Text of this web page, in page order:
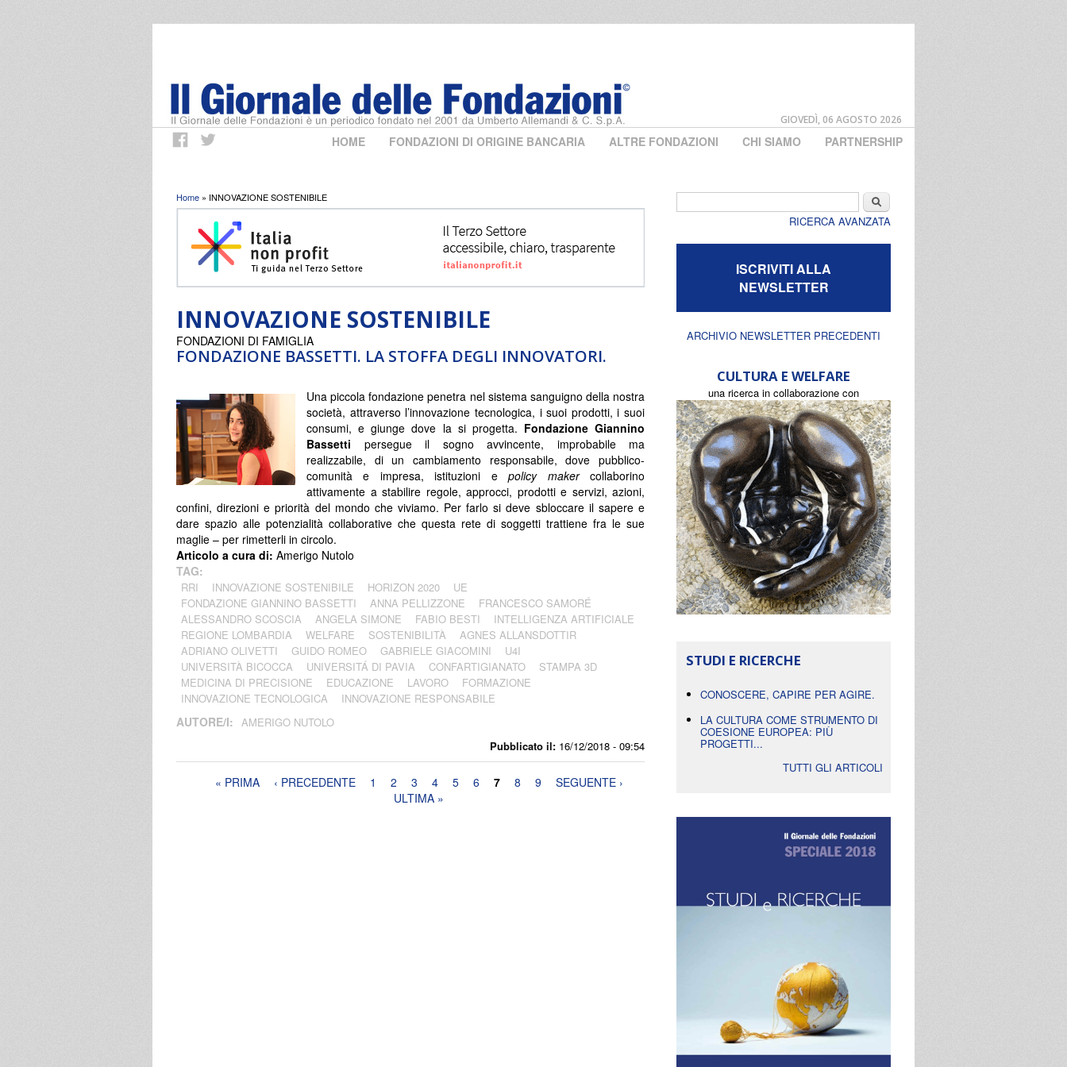
GIOVEDÌ, 06 AGOSTO 2026
HOME FONDAZIONI DI ORIGINE BANCARIA ALTRE FONDAZIONI CHI SIAMO PARTNERSHIP
Tu sei qui
Home » INNOVAZIONE SOSTENIBILE
INNOVAZIONE SOSTENIBILE
FONDAZIONE BASSETTI. LA STOFFA DEGLI INNOVATORI.
Pubblicato il: 16/12/2018 - 09:54
FONDAZIONI DI FAMIGLIA
Una piccola fondazione penetra nel sistema sanguigno della nostra
società, attraverso l’innovazione tecnologica, i suoi prodotti, i suoi
consumi, e giunge dove la si progetta. Fondazione Giannino
Bassetti persegue il sogno avvincente, improbabile ma
realizzabile, di un cambiamento responsabile, dove pubblico-
comunità e impresa, istituzioni epolicy makercollaborino
attivamente a stabilire regole, approcci, prodotti e servizi, azioni,
confini, direzioni e priorità del mondo che viviamo. Per farlo si deve sbloccare il sapere e
dare spazio alle potenzialità collaborative che questa rete di soggetti trattiene fra le sue
maglie – per rimetterli in circolo.
Articolo a cura di: Amerigo Nutolo
TAG:
RRI INNOVAZIONE SOSTENIBILE HORIZON 2020
UE
FONDAZIONE GIANNINO BASSETTI
ANNA PELLIZZONE
FRANCESCO SAMORÉ
ALESSANDRO SCOSCIA
ANGELA SIMONE FABIO BESTI
INTELLIGENZA ARTIFICIALE
REGIONE LOMBARDIA
WELFARE SOSTENIBILITÀ
AGNES ALLANSDOTTIR
ADRIANO OLIVETTI
GUIDO ROMEO GABRIELE GIACOMINI
U4I
UNIVERSITÀ BICOCCA
UNIVERSITÁ DI PAVIA CONFARTIGIANATO
STAMPA 3D
MEDICINA DI PRECISIONE
EDUCAZIONE LAVORO
FORMAZIONE
INNOVAZIONE TECNOLOGICA
INNOVAZIONE RESPONSABILE
AUTORE/I: AMERIGO NUTOLO
Pagine« PRIMA ‹ PRECEDENTE 1 2 3 4 5 6 7 8 9
SEGUENTE ›
ULTIMA »
Cerca
RICERCA AVANZATA
ISCRIVITI ALLA
NEWSLETTER
ARCHIVIO NEWSLETTER PRECEDENTI
CULTURA E WELFARE
una ricerca in collaborazione con
STUDI E RICERCHE
CONOSCERE, CAPIRE PER AGIRE.
LA CULTURA COME STRUMENTO DI
COESIONE EUROPEA: PIÙ
PROGETTI...
TUTTI GLI ARTICOLI